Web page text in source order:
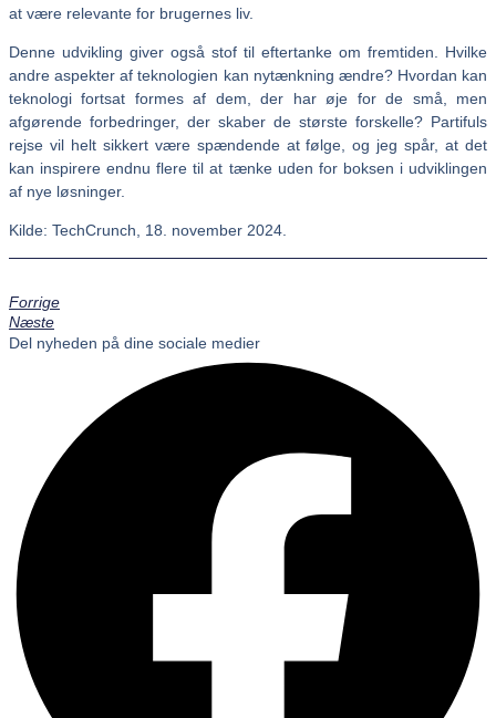
at være relevante for brugernes liv.
Denne udvikling giver også stof til eftertanke om fremtiden. Hvilke
andre aspekter af teknologien kan nytænkning ændre? Hvordan kan
teknologi fortsat formes af dem, der har øje for de små, men
afgørende forbedringer, der skaber de største forskelle? Partifuls
rejse vil helt sikkert være spændende at følge, og jeg spår, at det
kan inspirere endnu flere til at tænke uden for boksen i udviklingen
af nye løsninger.
Kilde: TechCrunch, 18. november 2024.
Forrige
Næste
Del nyheden på dine sociale medier